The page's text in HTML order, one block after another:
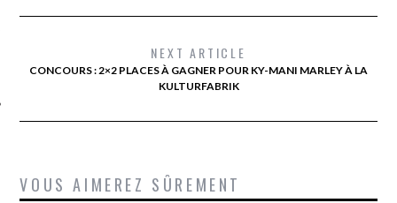
SOCIAUX
NEXT ARTICLE
CONCOURS : 2×2 PLACES À GAGNER POUR KY-MANI MARLEY À LA
KULTURFABRIK
VOUS AIMEREZ SÛREMENT